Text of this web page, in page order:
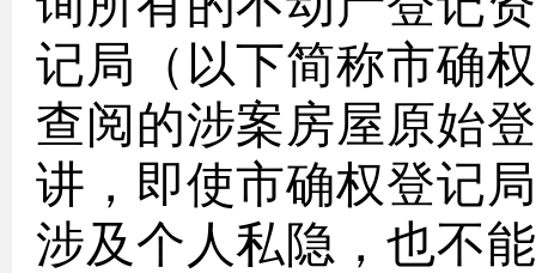
记局（以下简称市确
查阅的涉案房屋原始
讲，即使市确权登记
涉及个人私隐，也不